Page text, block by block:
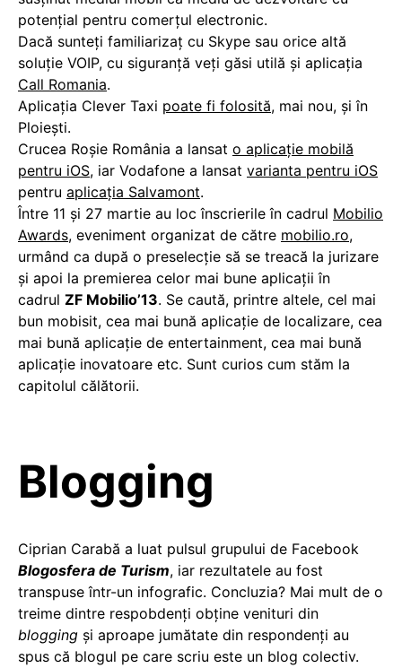
potențial pentru comerțul electronic.
Dacă sunteţi familiarizaţ cu Skype sau orice altă
soluţie VOIP, cu siguranţă veţi găsi utilă şi aplicaţia
Call Romania.
Aplicația Clever Taxi poate fi folosită, mai nou, și în
Ploiești.
Crucea Roșie România a lansat o aplicație mobilă
pentru iOS, iar Vodafone a lansat varianta pentru iOS
pentru aplicația Salvamont.
Între 11 și 27 martie au loc înscrierile în cadrul Mobilio
Awards, eveniment organizat de către mobilio.ro,
urmând ca după o preselecție să se treacă la jurizare
și apoi la premierea celor mai bune aplicații în
cadrul ZF Mobilio’13. Se caută, printre altele, cel mai
bun mobisit, cea mai bună aplicație de localizare, cea
mai bună aplicație de entertainment, cea mai bună
aplicație inovatoare etc. Sunt curios cum stăm la
capitolul călătorii.
Blogging
Ciprian Carabă a luat pulsul grupului de Facebook
Blogosfera de Turism, iar rezultatele au fost
transpuse într-un infografic. Concluzia? Mai mult de o
treime dintre respobdenţi obţine venituri din
blogging și aproape jumătate din respondenți au
spus că blogul pe care scriu este un blog colectiv.